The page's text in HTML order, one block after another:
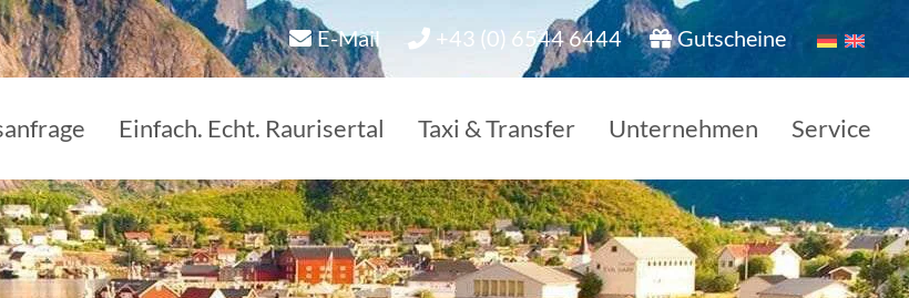
Einfach. Echt. Raurisertal Taxi & Transfer Unternehmen Service
E-Mail +43 (0) 6544 6444 Gutscheine